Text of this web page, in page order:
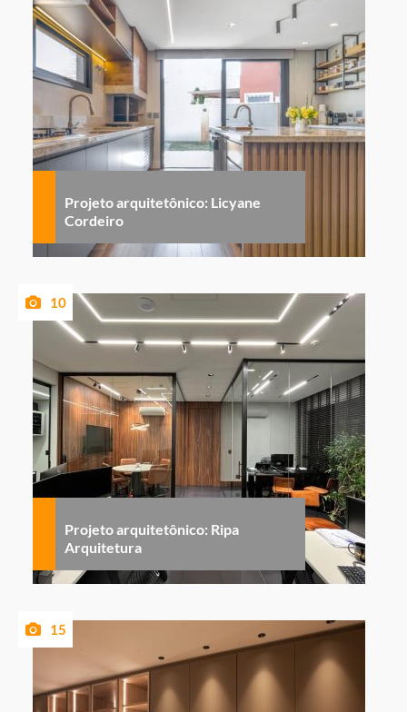
Projeto arquitetônico: Licyane
Cordeiro
10
Projeto arquitetônico: Ripa
Arquitetura
15